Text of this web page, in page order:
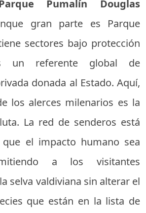
Pumalín Douglas
gran parte es Parque
sectores bajo protección
un referente global de
donada al Estado. Aquí,
los alerces milenarios es la
La red de senderos está
que el impacto humano sea
a los visitantes
selva valdiviana sin alterar el
que están en la lista de